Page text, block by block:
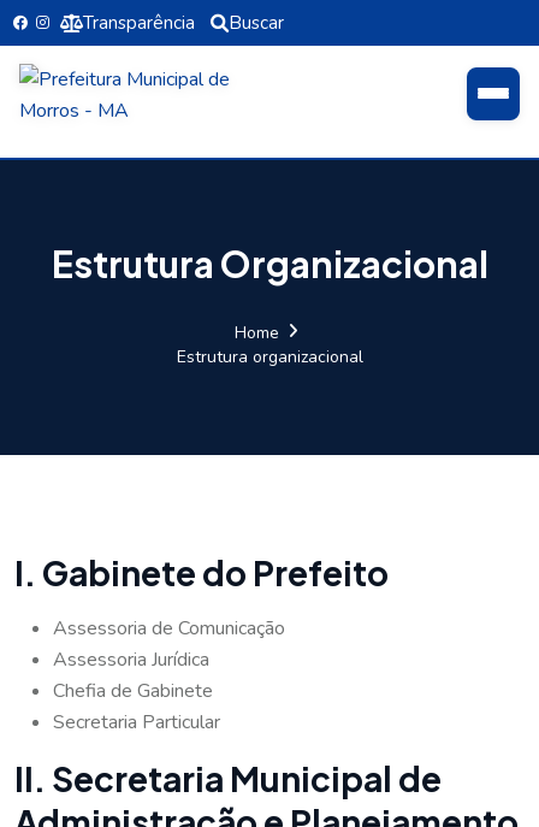
Transparência Buscar
Estrutura Organizacional
Home
Estrutura organizacional
I. Gabinete do Prefeito
Assessoria de Comunicação
Assessoria Jurídica
Chefia de Gabinete
Secretaria Particular
II. Secretaria Municipal de